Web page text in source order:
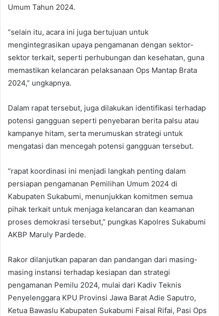
Umum Tahun 2024.
“selain itu, acara ini juga bertujuan untuk
mengintegrasikan upaya pengamanan dengan sektor-
sektor terkait, seperti perhubungan dan kesehatan, guna
memastikan kelancaran pelaksanaan Ops Mantap Brata
2024,” ungkapnya.
Dalam rapat tersebut, juga dilakukan identifikasi terhadap
potensi gangguan seperti penyebaran berita palsu atau
kampanye hitam, serta merumuskan strategi untuk
mengatasi dan mencegah potensi gangguan tersebut.
“rapat koordinasi ini menjadi langkah penting dalam
persiapan pengamanan Pemilihan Umum 2024 di
Kabupaten Sukabumi, menunjukkan komitmen semua
pihak terkait untuk menjaga kelancaran dan keamanan
proses demokrasi tersebut,” pungkas Kapolres Sukabumi
AKBP Maruly Pardede.
Rakor dilanjutkan paparan dan pandangan dari masing-
masing instansi terhadap kesiapan dan strategi
pengamanan Pemilu 2024, mulai dari Kadiv Teknis
Penyelenggara KPU Provinsi Jawa Barat Adie Saputro,
Ketua Bawaslu Kabupaten Sukabumi Faisal Rifai, Pasi Ops